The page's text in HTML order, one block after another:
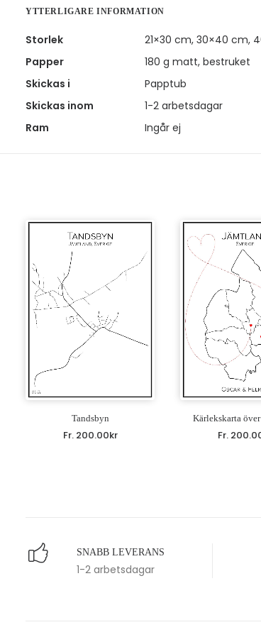
YTTERLIGARE INFORMATION
Storlek
21×30 cm, 30×40 cm,
Papper
180 g matt, bestruket
Skickas i
Papptub
Skickas inom
1-2 arbetsdagar
Ram
Ingår ej
Tandsbyn
Fr. 200.00kr
Kärlekskarta
Fr.
SNABB LEVERANS
1-2 arbetsdagar